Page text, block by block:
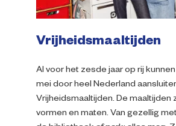
Vrijheidsmaaltijden
Al voor het zesde jaar op rij
mei door heel Nederland
Vrijheidsmaaltijden. De maaltijden
vormen en maten. Van gezellig